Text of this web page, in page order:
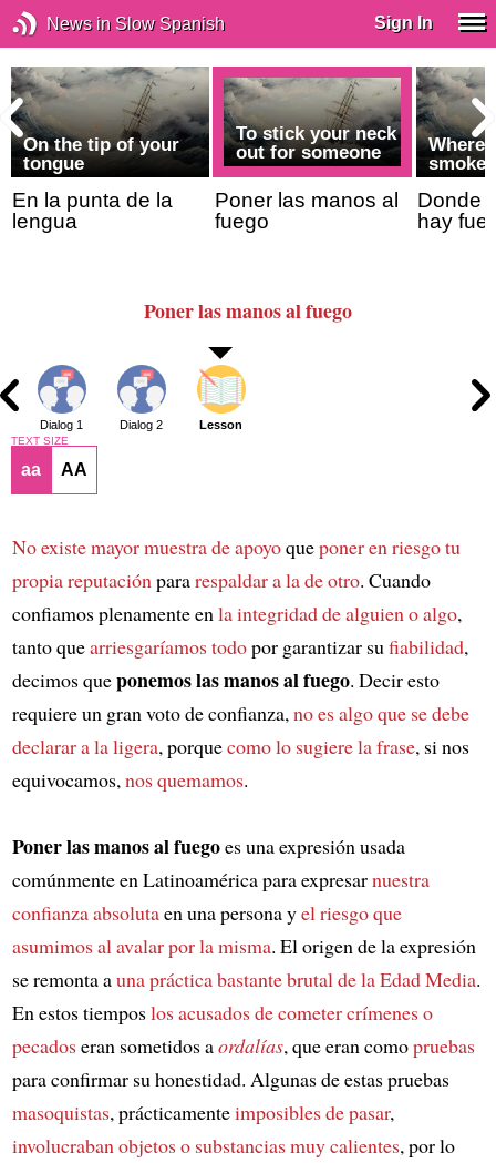
News in Slow Spanish Sign In
On the tip of your
tongue
En la punta de la
lengua
To stick your neck
out for someone
Poner las manos al
fuego
Where
Donde
hay
Poner las manos al fuego
Dialog 1 Dialog 2 Lesson
TEXT SIZE
aa AA
No existe mayor muestra de apoyoqueponer en riesgo tu
propia reputación pararespaldar a la de otro. Cuando
confiamos plenamente en la integridad de alguien o algo,
tanto quearriesgaríamos todopor garantizar su fiabilidad,
decimos queponemos las manos al fuego. Decir esto
requiere un gran voto de confianza, no es algo que se debe
declarar a la ligera, porquecomo lo sugiere la frase, si nos
equivocamos, nos quemamos.
Poner las manos al fuegoes una expresión usada
comúnmente en Latinoamérica para expresarnuestra
confianza absolutaen una persona yel riesgo que
asumimos al avalar por la misma. El origen de la expresión
se remonta auna práctica bastante brutal de la Edad Media.
En estos tiemposlos acusados de cometer crímenes o
pecadoseran sometidos aordalías, que eran comopruebas
para confirmar su honestidad. Algunas de estas pruebas
masoquistas, prácticamenteimposibles de pasar,
involucraban objetos o substancias muy calientes, por lo